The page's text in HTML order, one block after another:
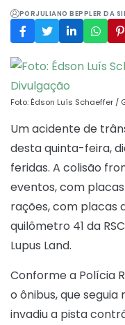
PORJULIANO BEPPLER DA
Foto: Édson Luís Schaeffer /
Um acidente de
desta quinta-feira,
feridas. A colisão
eventos, com
rações, com placas
quilômetro 41 da
Lupus Land.
Conforme a Polícia
o ônibus, que
invadiu a pista